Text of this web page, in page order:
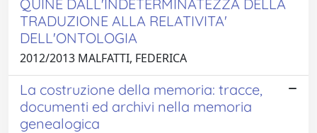
QUINE DALL'INDETERMINATEZZA DELLA
TRADUZIONE ALLA RELATIVITA'
DELL'ONTOLOGIA
2012/2013 MALFATTI, FEDERICA
La costruzione della memoria: tracce,
documenti ed archivi nella memoria
genealogica